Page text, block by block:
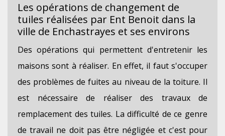
Les opérations de changement de
tuiles réalisées par Ent Benoit dans la
ville de Enchastrayes et ses environs
Des opérations qui permettent d'entretenir les
maisons sont à réaliser. En effet, il faut s'occuper
des problèmes de fuites au niveau de la toiture. Il
est nécessaire de réaliser des travaux de
remplacement des tuiles. La difficulté de ce genre
de travail ne doit pas être négligée et c'est pour